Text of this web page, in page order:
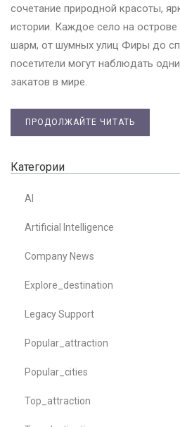
сочетание природной красоты,
истории. Каждое село на
шарм, от шумных улиц Фиры до
посетители могут наблюдать
закатов в мире.
ПРОДОЛЖАЙТЕ ЧИТАТЬ
Категории
AI
Artificial Intelligence
Company News
Explore_destination
Legacy Support
Popular_attraction
Popular_cities
Top_attraction